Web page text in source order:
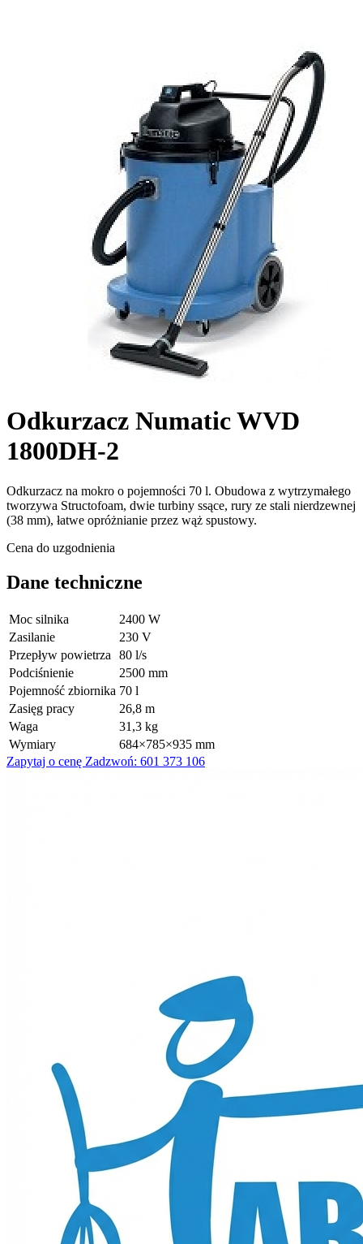
Odkurzacz Numatic WVD
1800DH-2
Odkurzacz na mokro o pojemności 70 l. Obudowa z wytrzymałego
tworzywa Structofoam, dwie turbiny ssące, rury ze stali nierdzewnej
(38 mm), łatwe opróżnianie przez wąż spustowy.
Cena do uzgodnienia
Dane techniczne
Moc silnika
2400 W
Zasilanie
230 V
Przepływ powietrza
80 l/s
Podciśnienie
2500 mm
Pojemność zbiornika 70 l
Zasięg pracy
26,8 m
Waga
31,3 kg
Wymiary
684×785×935 mm
Zapytaj o cenę Zadzwoń: 601 373 106